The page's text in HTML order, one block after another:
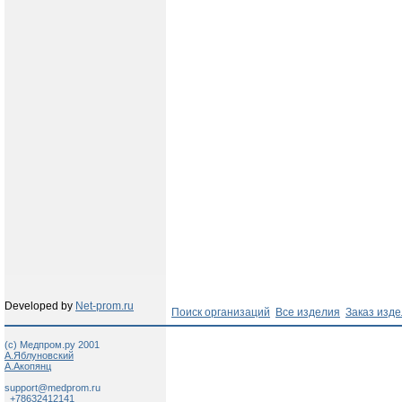
Developed by Net-prom.ru Поиск организаций Все изделия Заказ
(c) Медпром.ру 2001
А.Яблуновский
А.Акопянц
support@medprom.ru
+78632412141